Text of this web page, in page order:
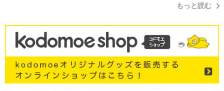
もっと読む